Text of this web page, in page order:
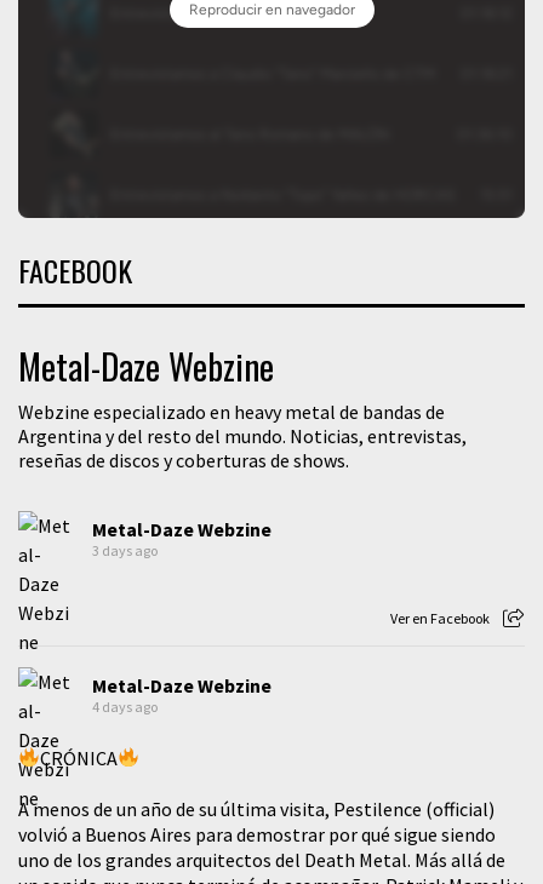
FACEBOOK
Metal-Daze Webzine
Webzine especializado en heavy metal de bandas de
Argentina y del resto del mundo. Noticias, entrevistas,
reseñas de discos y coberturas de shows.
Metal-Daze Webzine
3 days ago
Ver en Facebook
Metal-Daze Webzine
4 days ago
CRÓNICA
A menos de un año de su última visita, Pestilence (official)
volvió a Buenos Aires para demostrar por qué sigue siendo
uno de los grandes arquitectos del Death Metal. Más allá de